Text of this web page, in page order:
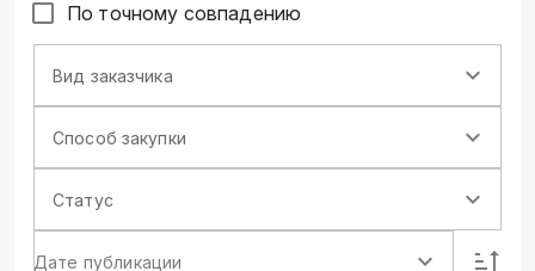
По точному совпадению
Вид заказчика
Способ закупки
Статус
Дате публикации